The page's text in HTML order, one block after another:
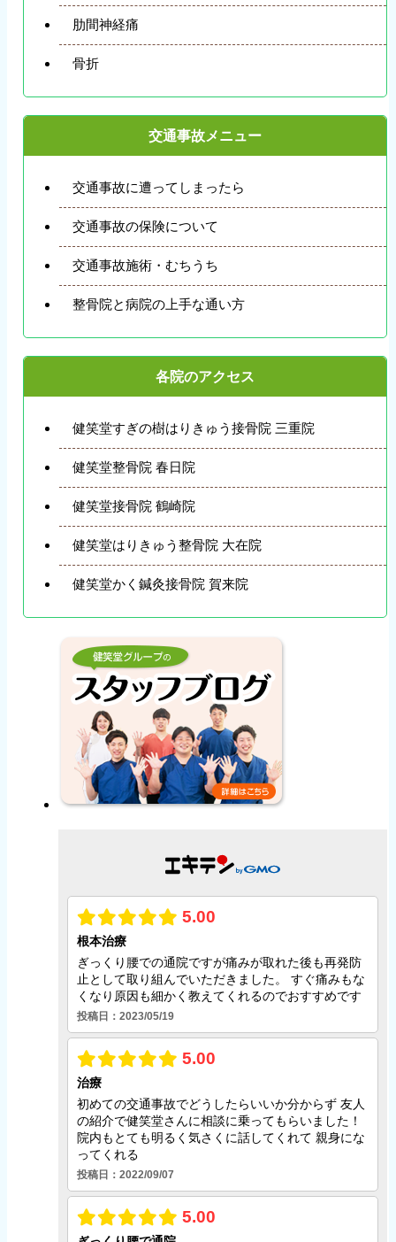
肋間神経痛
骨折
交通事故メニュー
交通事故に遭ってしまったら
交通事故の保険について
交通事故施術・むちうち
整骨院と病院の上手な通い方
各院のアクセス
健笑堂すぎの樹はりきゅう接骨院 三重院
健笑堂整骨院 春日院
健笑堂接骨院 鶴崎院
健笑堂はりきゅう整骨院 大在院
健笑堂かく鍼灸接骨院 賀来院